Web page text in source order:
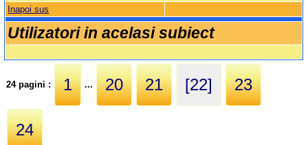
Inapoi sus
Utilizatori in acelasi subiect
24 pagini : 1 ... 20 21 [22] 23
24